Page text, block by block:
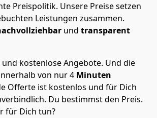
Preispolitik. Unsere Preise setzen
Leistungen zusammen.
und transparent
kostenlose Angebote. Und die
von nur4 Minuten
Offerte ist kostenlos und für Dich
Du bestimmst den Preis.
für Dich tun?